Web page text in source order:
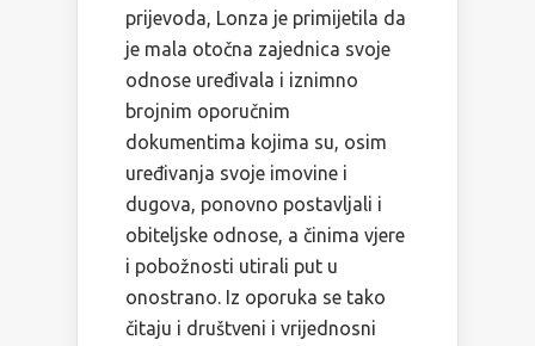
prijevoda, Lonza je primijetila da
je mala otočna zajednica svoje
odnose uređivala i iznimno
brojnim oporučnim
dokumentima kojima su, osim
uređivanja svoje imovine i
dugova, ponovno postavljali i
obiteljske odnose, a činima vjere
i pobožnosti utirali put u
onostrano. Iz oporuka se tako
čitaju i društveni i vrijednosni